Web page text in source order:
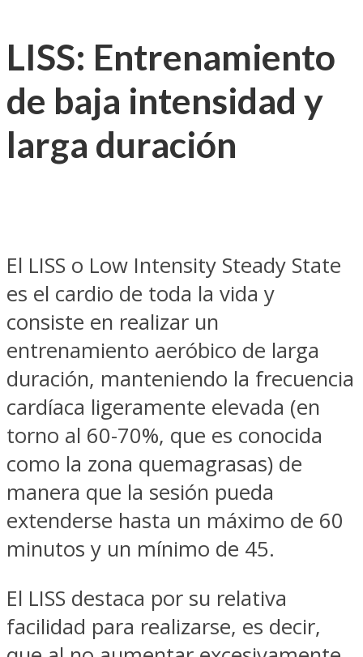
LISS: Entrenamiento
de baja intensidad y
larga duración
El LISS o Low Intensity Steady State
es el cardio de toda la vida y
consiste en realizar un
entrenamiento aeróbico de larga
duración, manteniendo la frecuencia
cardíaca ligeramente elevada (en
torno al 60-70%, que es conocida
como la zona quemagrasas) de
manera que la sesión pueda
extenderse hasta un máximo de 60
minutos y un mínimo de 45.
El LISS destaca por su relativa
facilidad para realizarse, es decir,